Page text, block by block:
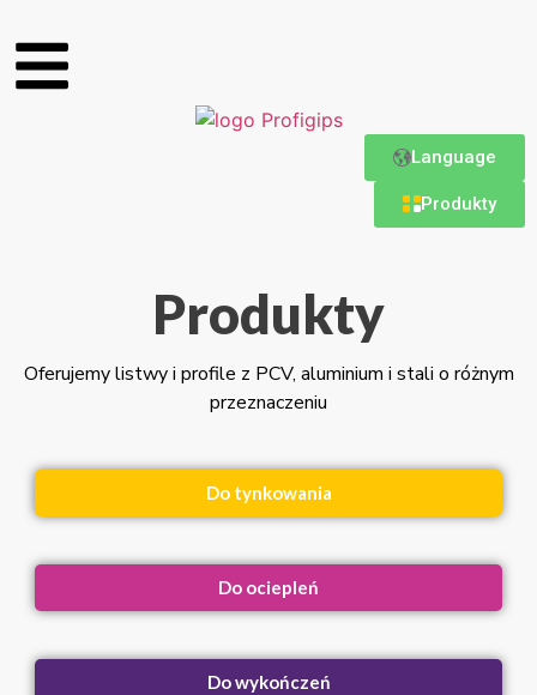
Language
Produkty
Produkty
Oferujemy listwy i profile z PCV, aluminium i stali o różnym
przeznaczeniu
Do tynkowania
Do ociepleń
Do wykończeń